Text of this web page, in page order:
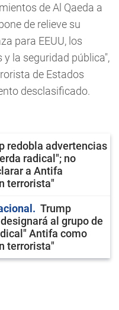
de Al Qaeda a
de relieve su
para EEUU, los
la seguridad pública",
de Estados
desclasificado.
redobla advertencias
radical"; no
a Antifa
terrorista"
Trump
al grupo de
Antifa como
terrorista"